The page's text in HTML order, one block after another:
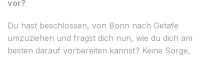
vor?
Du hast beschlossen, von Bonn nach Getafe
umzuziehen und fragst dich nun, wie du dich am
besten darauf vorbereiten kannst? Keine Sorge,